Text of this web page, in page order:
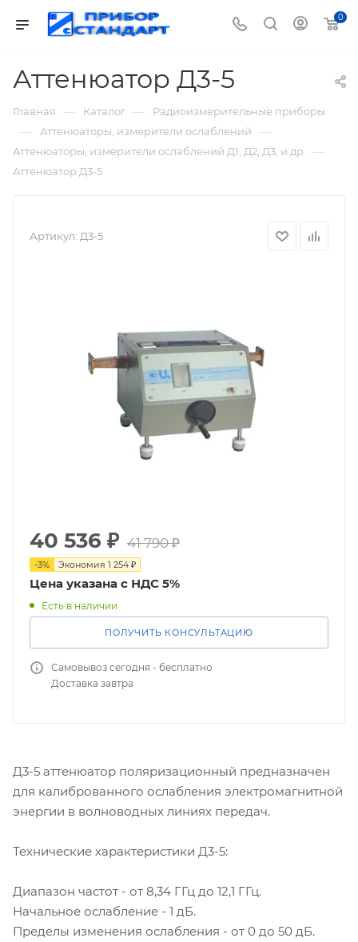
0
Аттенюатор Д3-5
Главная — Каталог — Радиоизмерительные приборы
— Аттенюаторы, измерители ослаблений —
Аттенюаторы, измерители ослаблений Д1, Д2, Д3, и др. —
Аттенюатор Д3-5
Артикул: Д3-5
40 536 ₽ 41 790₽
-3% Экономия 1 254 ₽
Цена указана с НДС 5%
Есть в наличии
ПОЛУЧИТЬ КОНСУЛЬТАЦИЮ
Самовывоз сегодня - бесплатно
Доставка завтра
Д3-5 аттенюатор поляризационный предназначен
для калиброванного ослабления электромагнитной
энергии в волноводных линиях передач.
Технические характеристики Д3-5:
Диапазон частот - от 8,34 ГГц до 12,1 ГГц.
Начальное ослабление - 1 дБ.
Пределы изменения ослабления - от 0 до 50 дБ.